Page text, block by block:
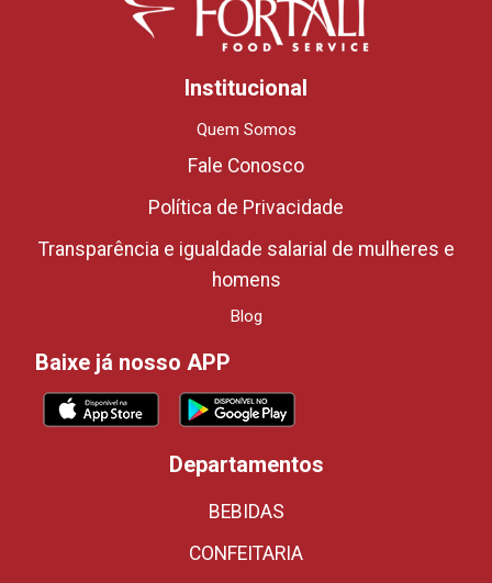
Institucional
Quem Somos
Fale Conosco
Política de Privacidade
Transparência e igualdade salarial de mulheres e
homens
Blog
Baixe já nosso APP
Departamentos
BEBIDAS
CONFEITARIA